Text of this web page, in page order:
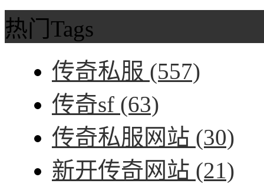
热门Tags
传奇私服 (557)
传奇sf (63)
传奇私服网站 (30)
新开传奇网站 (21)